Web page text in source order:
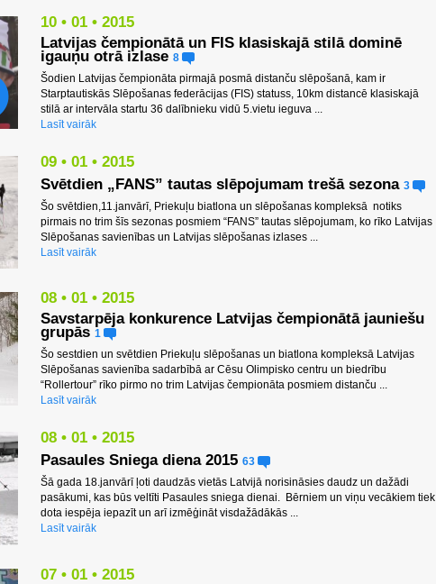
10 • 01 • 2015
Latvijas čempionātā un FIS klasiskajā stilā dominē
igauņu otrā izlase 8
Šodien Latvijas čempionāta pirmajā posmā distanču slēpošanā, kam ir
Starptautiskās Slēpošanas federācijas (FIS) statuss, 10km distancē klasiskajā
stilā ar intervāla startu 36 dalībnieku vidū 5.vietu ieguva ...
Lasīt vairāk
09 • 01 • 2015
Svētdien „FANS” tautas slēpojumam trešā sezona 3
Šo svētdien,11.janvārī, Priekuļu biatlona un slēpošanas kompleksā notiks
pirmais no trim šīs sezonas posmiem “FANS” tautas slēpojumam, ko rīko Latvijas
Slēpošanas savienības un Latvijas slēpošanas izlases ...
Lasīt vairāk
08 • 01 • 2015
Savstarpēja konkurence Latvijas čempionātā jauniešu
grupās 1
Šo sestdien un svētdien Priekuļu slēpošanas un biatlona kompleksā Latvijas
Slēpošanas savienība sadarbībā ar Cēsu Olimpisko centru un biedrību
“Rollertour” rīko pirmo no trim Latvijas čempionāta posmiem distanču ...
Lasīt vairāk
08 • 01 • 2015
Pasaules Sniega diena 2015 63
Šā gada 18.janvārī ļoti daudzās vietās Latvijā norisināsies daudz un dažādi
pasākumi, kas būs veltīti Pasaules sniega dienai. Bērniem un viņu vecākiem tiek
dota iespēja iepazīt un arī izmēģināt visdažādākās ...
Lasīt vairāk
07 • 01 • 2015